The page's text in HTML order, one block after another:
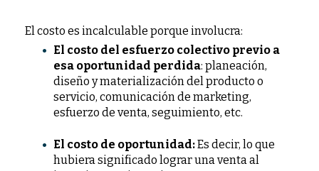
El costo es incalculable porque involucra:
El costo del esfuerzo colectivo previo a
esa oportunidad perdida: planeación,
diseño y materialización del producto o
servicio, comunicación de marketing,
esfuerzo de venta, seguimiento, etc.
El costo de oportunidad:Es decir, lo que
hubiera significado lograr una venta al